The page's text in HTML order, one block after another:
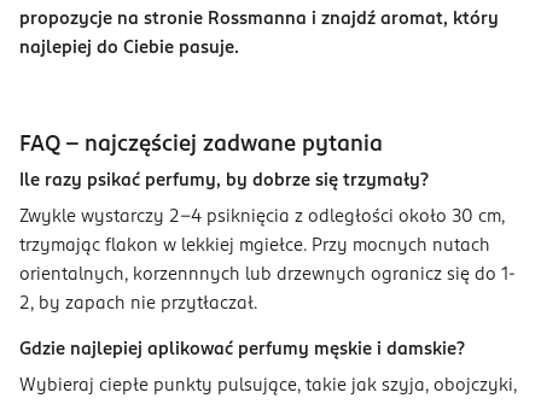
propozycje na stronie Rossmanna i znajdź aromat, który
najlepiej do Ciebie pasuje.
FAQ - najczęściej zadwane pytania
Ile razy psikać perfumy, by dobrze się trzymały?
Zwykle wystarczy 2-4 psiknięcia z odległości około 30 cm,
trzymając flakon w lekkiej mgiełce. Przy mocnych nutach
orientalnych, korzennnych lub drzewnych ogranicz się do 1-
2, by zapach nie przytłaczał.
Gdzie najlepiej aplikować perfumy męskie i damskie?
Wybieraj ciepłe punkty pulsujące, takie jak szyja, obojczyki,